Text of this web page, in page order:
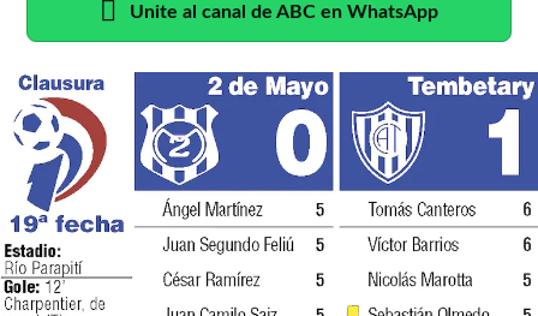
Unite al canal de ABC en WhatsApp